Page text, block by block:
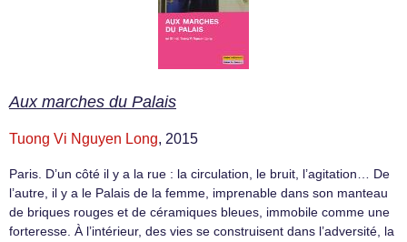
Aux marches du Palais
Tuong Vi Nguyen Long, 2015
Paris. D’un côté il y a la rue : la circulation, le bruit, l’agitation… De
l’autre, il y a le Palais de la femme, imprenable dans son manteau
de briques rouges et de céramiques bleues, immobile comme une
forteresse. À l’intérieur, des vies se construisent dans l’adversité, la